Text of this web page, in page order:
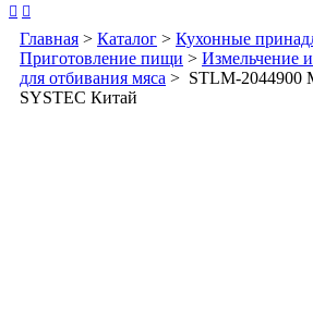
 
Главная > Каталог > Кухонные
Приготовление пищи > Измельчение и
для отбивания мяса > STLM-2044900
SYSTEC Китай